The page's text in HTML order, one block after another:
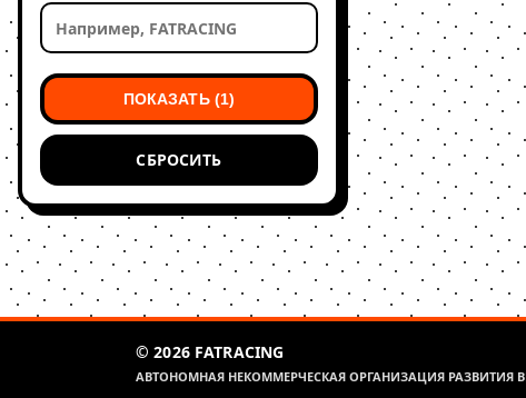
ПОКАЗАТЬ (1)
СБРОСИТЬ
© 2026 FATRACING
АВТОНОМНАЯ НЕКОММЕРЧЕСКАЯ ОРГАНИЗАЦИЯ РАЗВИТИЯ